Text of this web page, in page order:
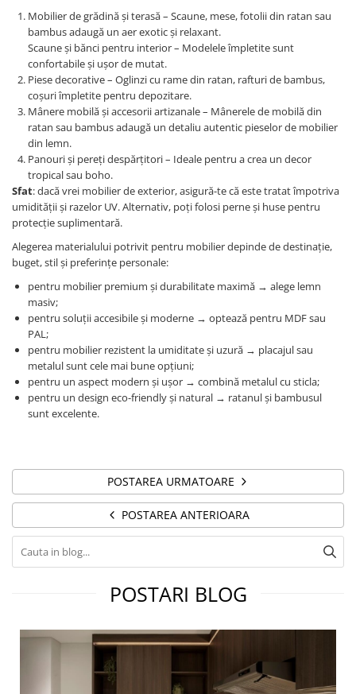
Mobilier de grădină și terasă – Scaune, mese, fotolii din ratan sau
bambus adaugă un aer exotic și relaxant.
Scaune și bănci pentru interior – Modelele împletite sunt
confortabile și ușor de mutat.
Piese decorative – Oglinzi cu rame din ratan, rafturi de bambus,
coșuri împletite pentru depozitare.
Mânere mobilă și accesorii artizanale – Mânerele de mobilă din
ratan sau bambus adaugă un detaliu autentic pieselor de mobilier
din lemn.
Panouri și pereți despărțitori – Ideale pentru a crea un decor
tropical sau boho.
Sfat: dacă vrei mobilier de exterior, asigură-te că este tratat împotriva
umidității și razelor UV. Alternativ, poți folosi perne și huse pentru
protecție suplimentară.
Alegerea materialului potrivit pentru mobilier depinde de destinație,
buget, stil și preferințe personale:
pentru mobilier premium și durabilitate maximă → alege lemn
masiv;
pentru soluții accesibile și moderne → optează pentru MDF sau
PAL;
pentru mobilier rezistent la umiditate și uzură → placajul sau
metalul sunt cele mai bune opțiuni;
pentru un aspect modern și ușor → combină metalul cu sticla;
pentru un design eco-friendly și natural → ratanul și bambusul
sunt excelente.
POSTAREA URMATOARE
POSTAREA ANTERIOARA
POSTARI BLOG